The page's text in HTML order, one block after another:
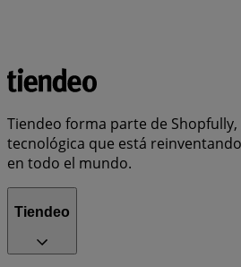
Tiendeo forma parte de
tecnológica que está
en todo el mundo.
Tiendeo